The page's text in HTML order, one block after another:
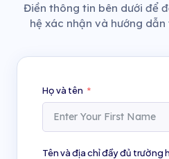
Điền thông tin bên dưới để
hệ xác nhận và hướng
Họ và tên
Tên và địa chỉ đầy đủ trường